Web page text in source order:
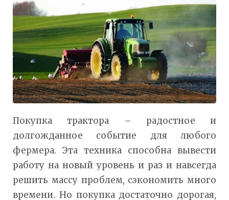
Покупка трактора – радостное и
долгожданное событие для любого
фермера. Эта техника способна вывести
работу на новый уровень и раз и навсегда
решить массу проблем, сэкономить много
времени. Но покупка достаточно дорогая,